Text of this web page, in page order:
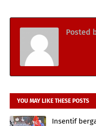
Posted
YOU MAY LIKE THESE POSTS
Insentif